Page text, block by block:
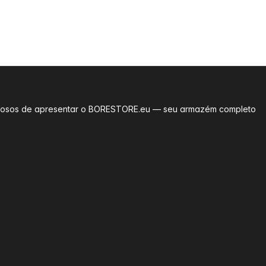
de apresentar o BORESTORE.eu — seu armazém completo